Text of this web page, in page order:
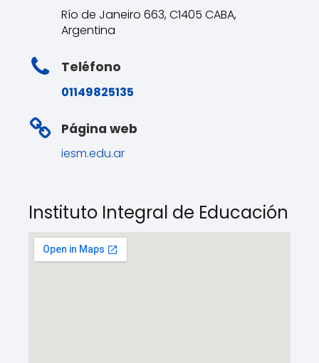
Río de Janeiro 663, C1405 CABA,
Argentina
Teléfono
01149825135
Página web
iesm.edu.ar
Instituto Integral de Educación